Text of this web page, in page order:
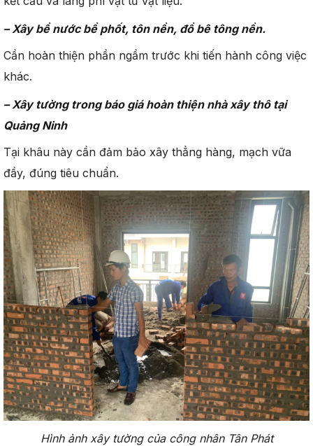
–Xây bể nước bể phốt, tôn nền, đổ bê tông nền.
Cần hoàn thiện phần ngầm trước khi tiến hành công việc
khác.
–Xây tường trong báo giá hoàn thiện nhà xây thô tại
Quảng Ninh
Tại khâu này cần đảm bảo xây thẳng hàng, mạch vữa
đầy, đúng tiêu chuẩn.
Hình ảnh xây tường của công nhân Tân Phát